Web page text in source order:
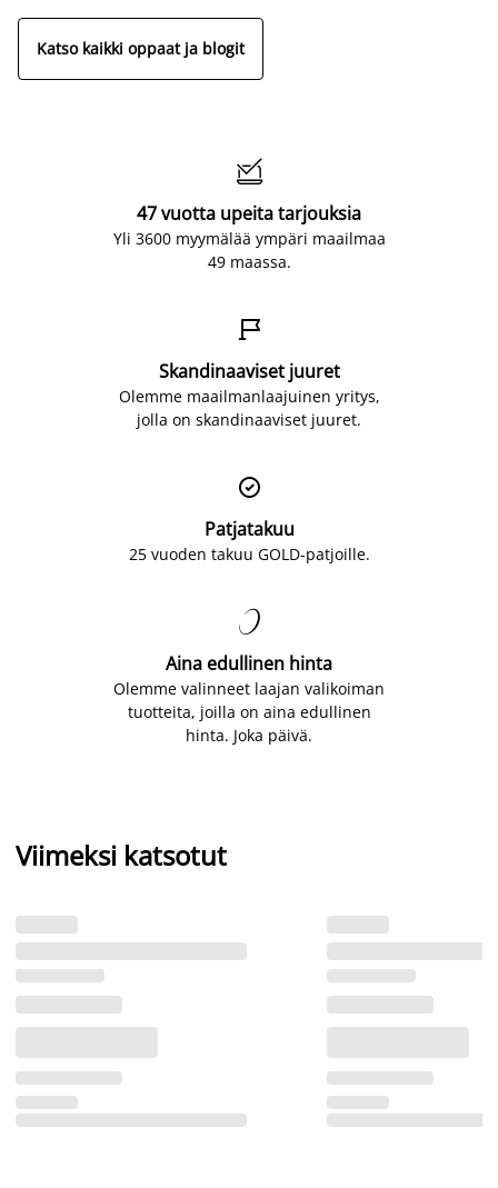
Katso kaikki oppaat ja blogit

47 vuotta upeita tarjouksia
Yli 3600 myymälää ympäri maailmaa
49 maassa.

Skandinaaviset juuret
Olemme maailmanlaajuinen yritys,
jolla on skandinaaviset juuret.

Patjatakuu
25 vuoden takuu GOLD-patjoille.

Aina edullinen hinta
Olemme valinneet laajan valikoiman
tuotteita, joilla on aina edullinen
hinta. Joka päivä.
Viimeksi katsotut